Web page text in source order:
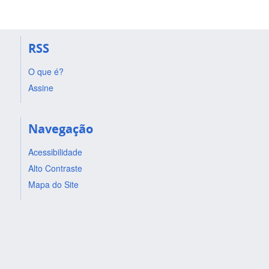
RSS
O que é?
Assine
Navegação
Acessibilidade
Alto Contraste
Mapa do Site